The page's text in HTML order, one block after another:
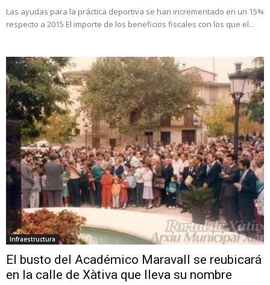
Las ayudas para la práctica deportiva se han incrementado en un 15%
respecto a 2015 El importe de los beneficios fiscales con los que el...
Infraestructura
El busto del Académico Maravall se reubicará
en la calle de Xàtiva que lleva su nombre